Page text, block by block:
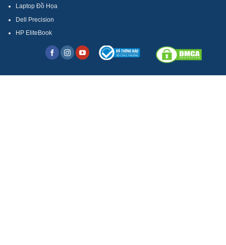
Laptop Đồ Họa
Dell Precision
HP EliteBook